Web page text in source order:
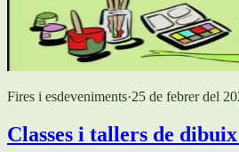
Fires i esdeveniments·25 de febrer del
Classes i tallers de